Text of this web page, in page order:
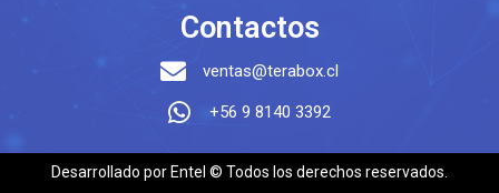
Contactos
ventas@terabox.cl
+56 9 8140 3392
Desarrollado por Entel © Todos los derechos reservados.